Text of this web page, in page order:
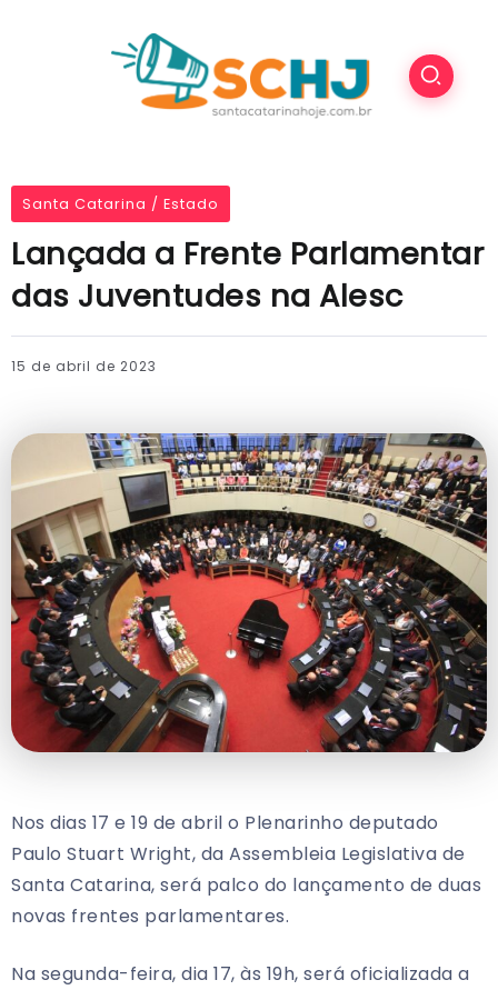
Santa Catarina / Estado
Lançada a Frente Parlamentar
das Juventudes na Alesc
15 de abril de 2023
Nos dias 17 e 19 de abril o Plenarinho deputado
Paulo Stuart Wright, da Assembleia Legislativa de
Santa Catarina, será palco do lançamento de duas
novas frentes parlamentares.
Na segunda-feira, dia 17, às 19h, será oficializada a